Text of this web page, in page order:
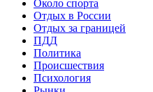
Около спорта
Отдых в России
Отдых за границей
ПДД
Политика
Происшествия
Психология